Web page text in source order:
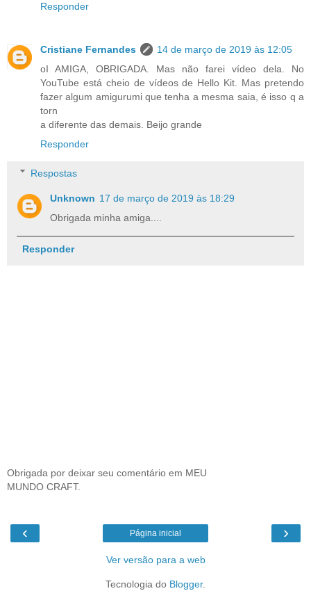
Responder
Cristiane Fernandes
14 de março de 2019 às 12:05
oI AMIGA, OBRIGADA. Mas não farei vídeo dela. No
YouTube está cheio de vídeos de Hello Kit. Mas pretendo
fazer algum amigurumi que tenha a mesma saia, é isso q a
torn
a diferente das demais. Beijo grande
Responder
Respostas
Unknown 17 de março de 2019 às 18:29
Obrigada minha amiga....
Responder
Obrigada por deixar seu comentário em MEU
MUNDO CRAFT.
‹ ›
Página inicial
Ver versão para a web
Tecnologia do Blogger.